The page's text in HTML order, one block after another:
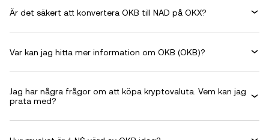
Är det säkert att konvertera OKB till NAD på OKX?
Var kan jag hitta mer information om OKB (OKB)?
Jag har några frågor om att köpa kryptovaluta. Vem kan jag
prata med?